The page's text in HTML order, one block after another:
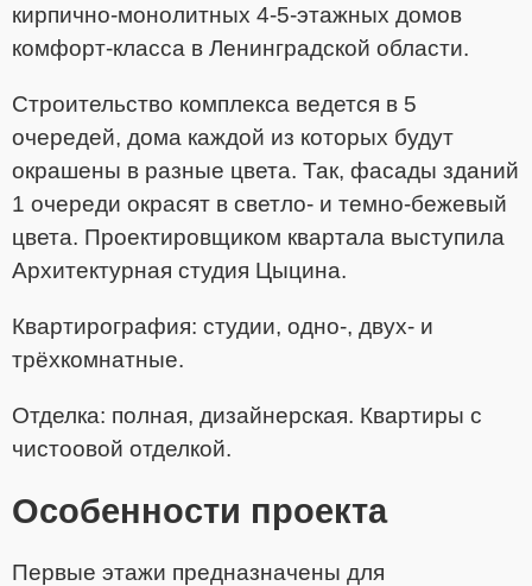
кирпично-монолитных 4-5-этажных домов
комфорт-класса в Ленинградской области.
Строительство комплекса ведется в 5
очередей, дома каждой из которых будут
окрашены в разные цвета. Так, фасады зданий
1 очереди окрасят в светло- и темно-бежевый
цвета. Проектировщиком квартала выступила
Архитектурная студия Цыцина.
Квартирография: студии, одно-, двух- и
трёхкомнатные.
Отделка: полная, дизайнерская. Квартиры с
чистоовой отделкой.
Особенности проекта
Первые этажи предназначены для